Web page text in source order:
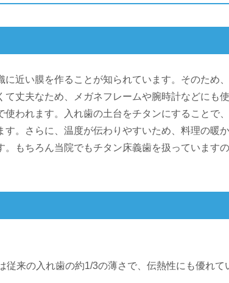
近い膜を作ることが知られています。そのため
丈夫なため、メガネフレームや腕時計などにも
われます。入れ歯の土台をチタンにすることで
。さらに、温度が伝わりやすいため、料理の暖
もちろん当院でもチタン床義歯を扱っています
従来の入れ歯の約1/3の薄さで、伝熱性にも優れ